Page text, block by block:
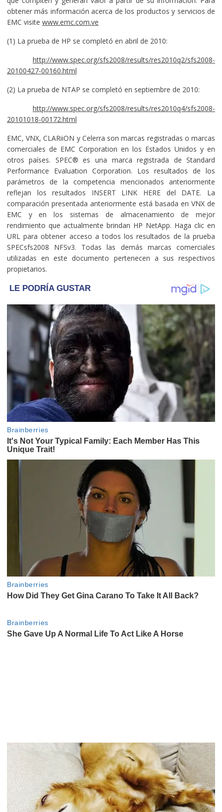
obtener más información acerca de los productos y servicios de
EMC visite www.emc.com.ve
(1) La prueba de HP se completó en abril de 2010:
http://www.spec.org/sfs2008/results/res2010q2/sfs2008-
20100427-00160.html
(2) La prueba de NTAP se completó en septiembre de 2010:
http://www.spec.org/sfs2008/results/res2010q4/sfs2008-
20101018-00172.html
EMC, VNX, CLARiiON y Celerra son marcas registradas o marcas
comerciales de EMC Corporation en los Estados Unidos y en
otros países. SPEC® es una marca registrada de Standard
Performance Evaluation Corporation. Los resultados de los
parámetros de la competencia mencionados anteriormente
reflejan los resultados INSERT LINK HERE del DATE. La
comparación presentada anteriormente está basada en VNX de
EMC y en los sistemas de almacenamiento de mejor
rendimiento que actualmente brindan HP NetApp. Haga clic en
URL para obtener acceso a todos los resultados de la prueba
SPECsfs2008 NFSv3. Todas las demás marcas comerciales
utilizadas en este documento pertenecen a sus respectivos
propietarios.